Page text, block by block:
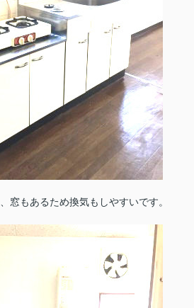
窓もあるため換気もしやすいです。